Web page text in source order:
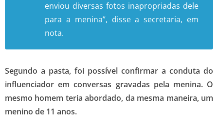
enviou diversas fotos inapropriadas dele
para a menina”, disse a secretaria, em
nota.
Segundo a pasta, foi possível confirmar a conduta do
influenciador em conversas gravadas pela menina. O
mesmo homem teria abordado, da mesma maneira, um
menino de 11 anos.